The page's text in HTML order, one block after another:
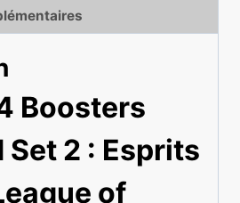
Boosters
2 : Esprits
of